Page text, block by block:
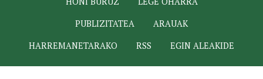
PUBLIZITATEA
ARAUAK
HARREMANETARAKO
RSS EGIN ALEAKIDE